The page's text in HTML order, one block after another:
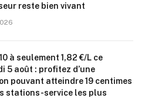
reste bien vivant
à seulement 1,82 €/L ce
5 août : profitez d’une
pouvant atteindre 19 centimes
stations-service les plus